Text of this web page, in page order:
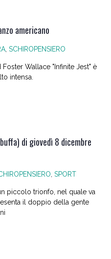
americano
SCHIROPENSIERO
Wallace "Infinite Jest" è
intensa.
di giovedì 8 dicembre
SPORT
piccolo trionfo, nel quale va
il doppio della gente